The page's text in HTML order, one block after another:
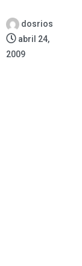
dosrios
abril 24,
2009